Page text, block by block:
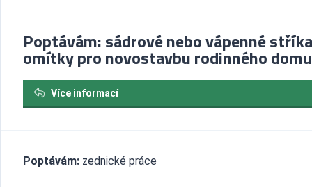
Poptávám: sádrové nebo vápenné
omítky pro novostavbu rodinného domu
Více informací
Poptávám: zednické práce